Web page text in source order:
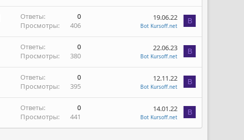
Ответы
0
Просмотры
406
19.06.22
Bot Kursoff.net
B
Ответы
0
Просмотры
380
22.06.23
Bot Kursoff.net
B
Ответы
0
Просмотры
395
12.11.22
Bot Kursoff.net
B
Ответы
0
Просмотры
441
14.01.22
Bot Kursoff.net
B